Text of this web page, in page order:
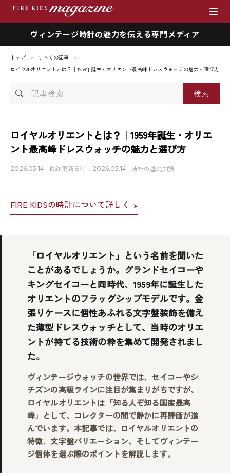
ヴィンテージ時計の魅力を伝える専門メディア
ブランド
商品一覧
時計を売りたい方へ
店舗情報
採用情報
トップ
すべての記事
ロイヤルオリエントとは？｜1959年誕生・オリエント最高峰ドレスウォッチの魅力と選び方
記
ロイヤルオリエントとは？｜1959年誕生・オリエ
ント最高峰ドレスウォッチの魅力と選び方
2026.05.14 最終更新日時：2026.05.14 時計の基礎知識
FIRE KIDSの時計について詳しく
「ロイヤルオリエント」という名前を聞いた
ことがあるでしょうか。グランドセイコーや
キングセイコーと同時代、1959年に誕生した
オリエントのフラッグシップモデルです。金
張りケースに個性あふれる文字盤装飾を備え
た薄型ドレスウォッチとして、当時のオリエ
ントが持てる技術の粋を集めて開発されまし
た。
ヴィンテージウォッチの世界では、セイコーやシ
チズンの高級ラインに注目が集まりがちですが、
ロイヤルオリエントは「知る人ぞ知る国産最高
峰」として、コレクターの間で静かに再評価が進
んでいます。本記事では、ロイヤルオリエントの
特徴、文字盤バリエーション、そしてヴィンテー
ジ個体を選ぶ際のポイントを解説します。